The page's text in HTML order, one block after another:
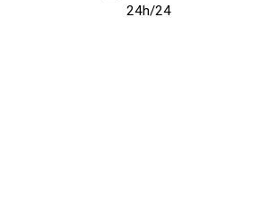
24h/24